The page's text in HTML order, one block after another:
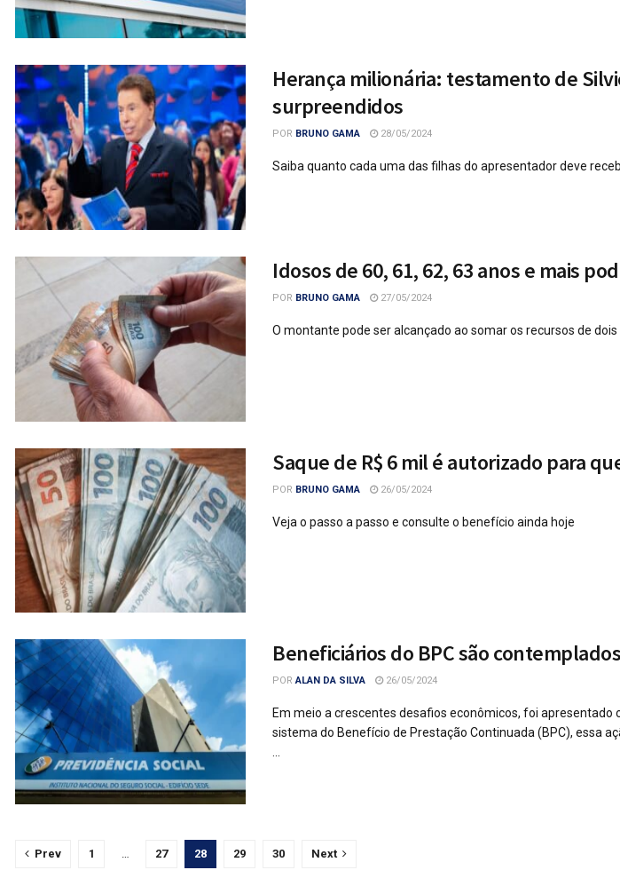
Herança milionária: testamento de
surpreendidos
POR BRUNO GAMA 28/05/2024
Saiba quanto cada uma das filhas do apresentador deve
Idosos de 60, 61, 62, 63 anos e mais
POR BRUNO GAMA 27/05/2024
O montante pode ser alcançado ao somar os recursos de
Saque de R$ 6 mil é autorizado para
POR BRUNO GAMA 26/05/2024
Veja o passo a passo e consulte o benefício ainda hoje
Beneficiários do BPC são
POR ALAN DA SILVA 26/05/2024
Em meio a crescentes desafios econômicos, foi apresentado
sistema do Benefício de Prestação Continuada (BPC), essa
...
Prev 1 … 27 28 29 30 Next